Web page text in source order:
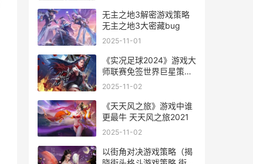
无主之地3解密游戏策略
无主之地3大密藏bug
2025-11-01
《实况足球2024》游戏大
师联赛免签世界巨星策略
《实况足球2019》球队数
2025-11-02
《天天风之旅》游戏中谁
更最牛 天天风之旅2021
2025-11-02
以街角对决游戏策略（揭